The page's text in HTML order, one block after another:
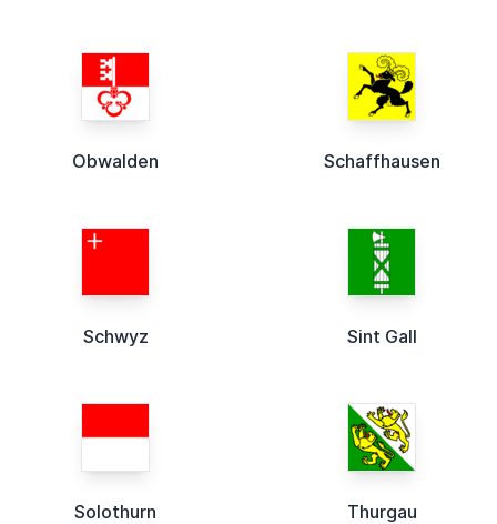
Obwalden Schaffhausen
Schwyz Sint Gall
Solothurn Thurgau